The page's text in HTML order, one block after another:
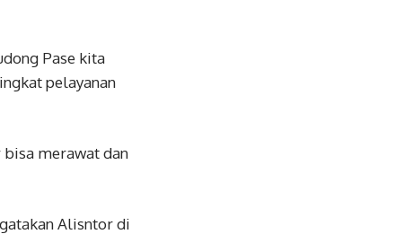
Pase kita
pelayanan
merawat dan
Alisntor di